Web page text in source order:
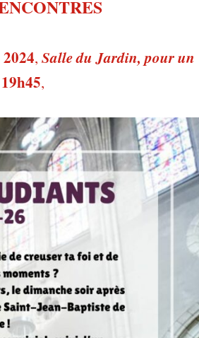
,Salle du Jardin, pour un
,